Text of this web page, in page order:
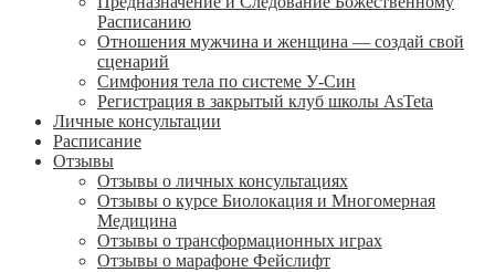
Расписанию
Отношения мужчина и женщина — создай свой
сценарий
Симфония тела по системе У-Син
Регистрация в закрытый клуб школы AsTeta
Личные консультации
Расписание
Отзывы
Отзывы о личных консультациях
Отзывы о курсе Биолокация и Многомерная
Медицина
Отзывы о трансформационных играх
Отзывы о марафоне Фейслифт